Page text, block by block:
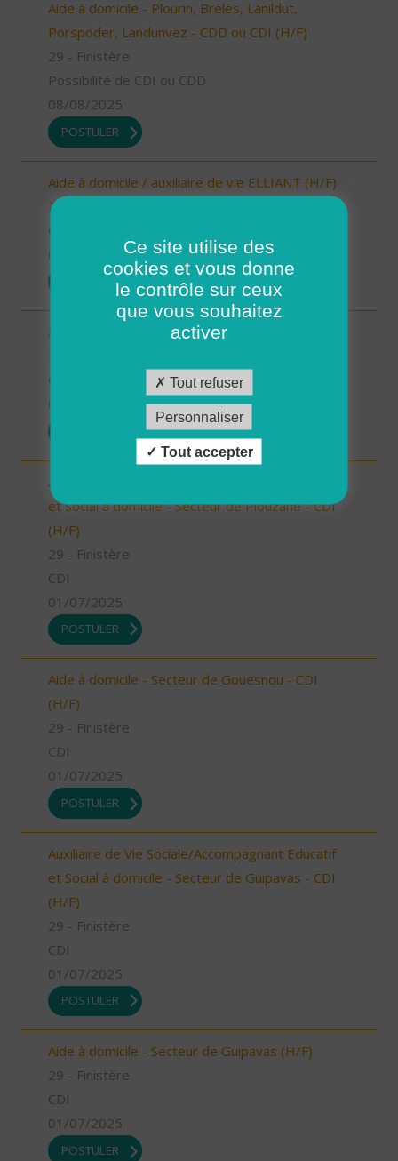
Aide à domicile - Plourin, Brélès, Lanildut,
Porspoder, Landunvez - CDD ou CDI (H/F)
29 - Finistère
Possibilité de CDI ou CDD
08/08/2025
POSTULER
Aide à domicile / auxiliaire de vie ELLIANT (H/F)
29 - Finistère
POSTULER
Aide à domicile - Secteur de Guilers - CDI (H/F)
Auxiliaire de Vie Sociale/Accompagnant Educatif
et Social à domicile - Secteur de Plouzané - CDI
(H/F)
29 - Finistère
CDI
01/07/2025
POSTULER
Aide à domicile - Secteur de Gouesnou - CDI
(H/F)
29 - Finistère
CDI
01/07/2025
POSTULER
Auxiliaire de Vie Sociale/Accompagnant Educatif
et Social à domicile - Secteur de Guipavas - CDI
(H/F)
29 - Finistère
CDI
01/07/2025
POSTULER
Aide à domicile - Secteur de Guipavas (H/F)
29 - Finistère
CDI
01/07/2025
POSTULER
Ce site utilise des
cookies et vous donne
le contrôle sur ceux
que vous souhaitez
activer
Tout refuser
Personnaliser
Tout accepter